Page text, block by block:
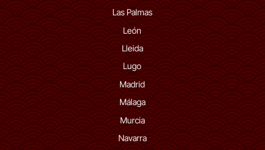
Las Palmas
León
Lleida
Lugo
Madrid
Málaga
Murcia
Navarra